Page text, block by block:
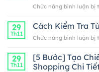
Chức năng bình luận bị
29
Th11
Cách Kiểm Tra
Chức năng bình luận bị
29
Th11
[5 Bước] Tạo
Shopping Chi